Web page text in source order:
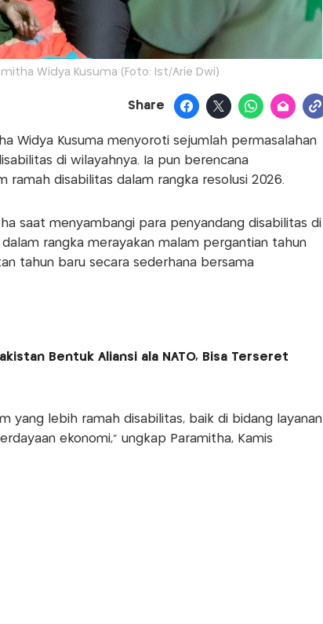
Widya Kusuma (Foto: Ist/Arie Dwi)
Share
Widya Kusuma menyoroti sejumlah permasalahan
di wilayahnya. Ia pun berencana
ramah disabilitas dalam rangka resolusi 2026.
saat menyambangi para penyandang disabilitas di
rangka merayakan malam pergantian tahun
tahun baru secara sederhana bersama
Bentuk Aliansi ala NATO, Bisa Terseret
yang lebih ramah disabilitas, baik di bidang layanan
ekonomi,” ungkap Paramitha, Kamis